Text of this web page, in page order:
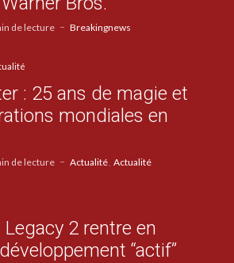
de lecture Breakingnews
: 25 ans de magie et
mondiales en
de lecture Actualité Actualité
2 rentre en
“actif”